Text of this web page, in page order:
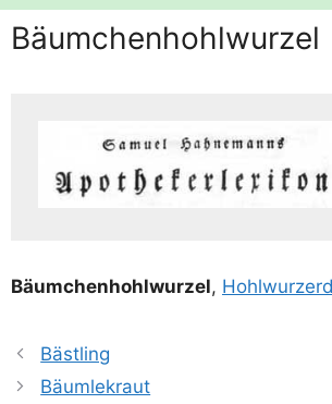
Bäumchenhohlwurzel
Bäum­chen­hohl­wur­zel,
Bästling
Bäumlekraut